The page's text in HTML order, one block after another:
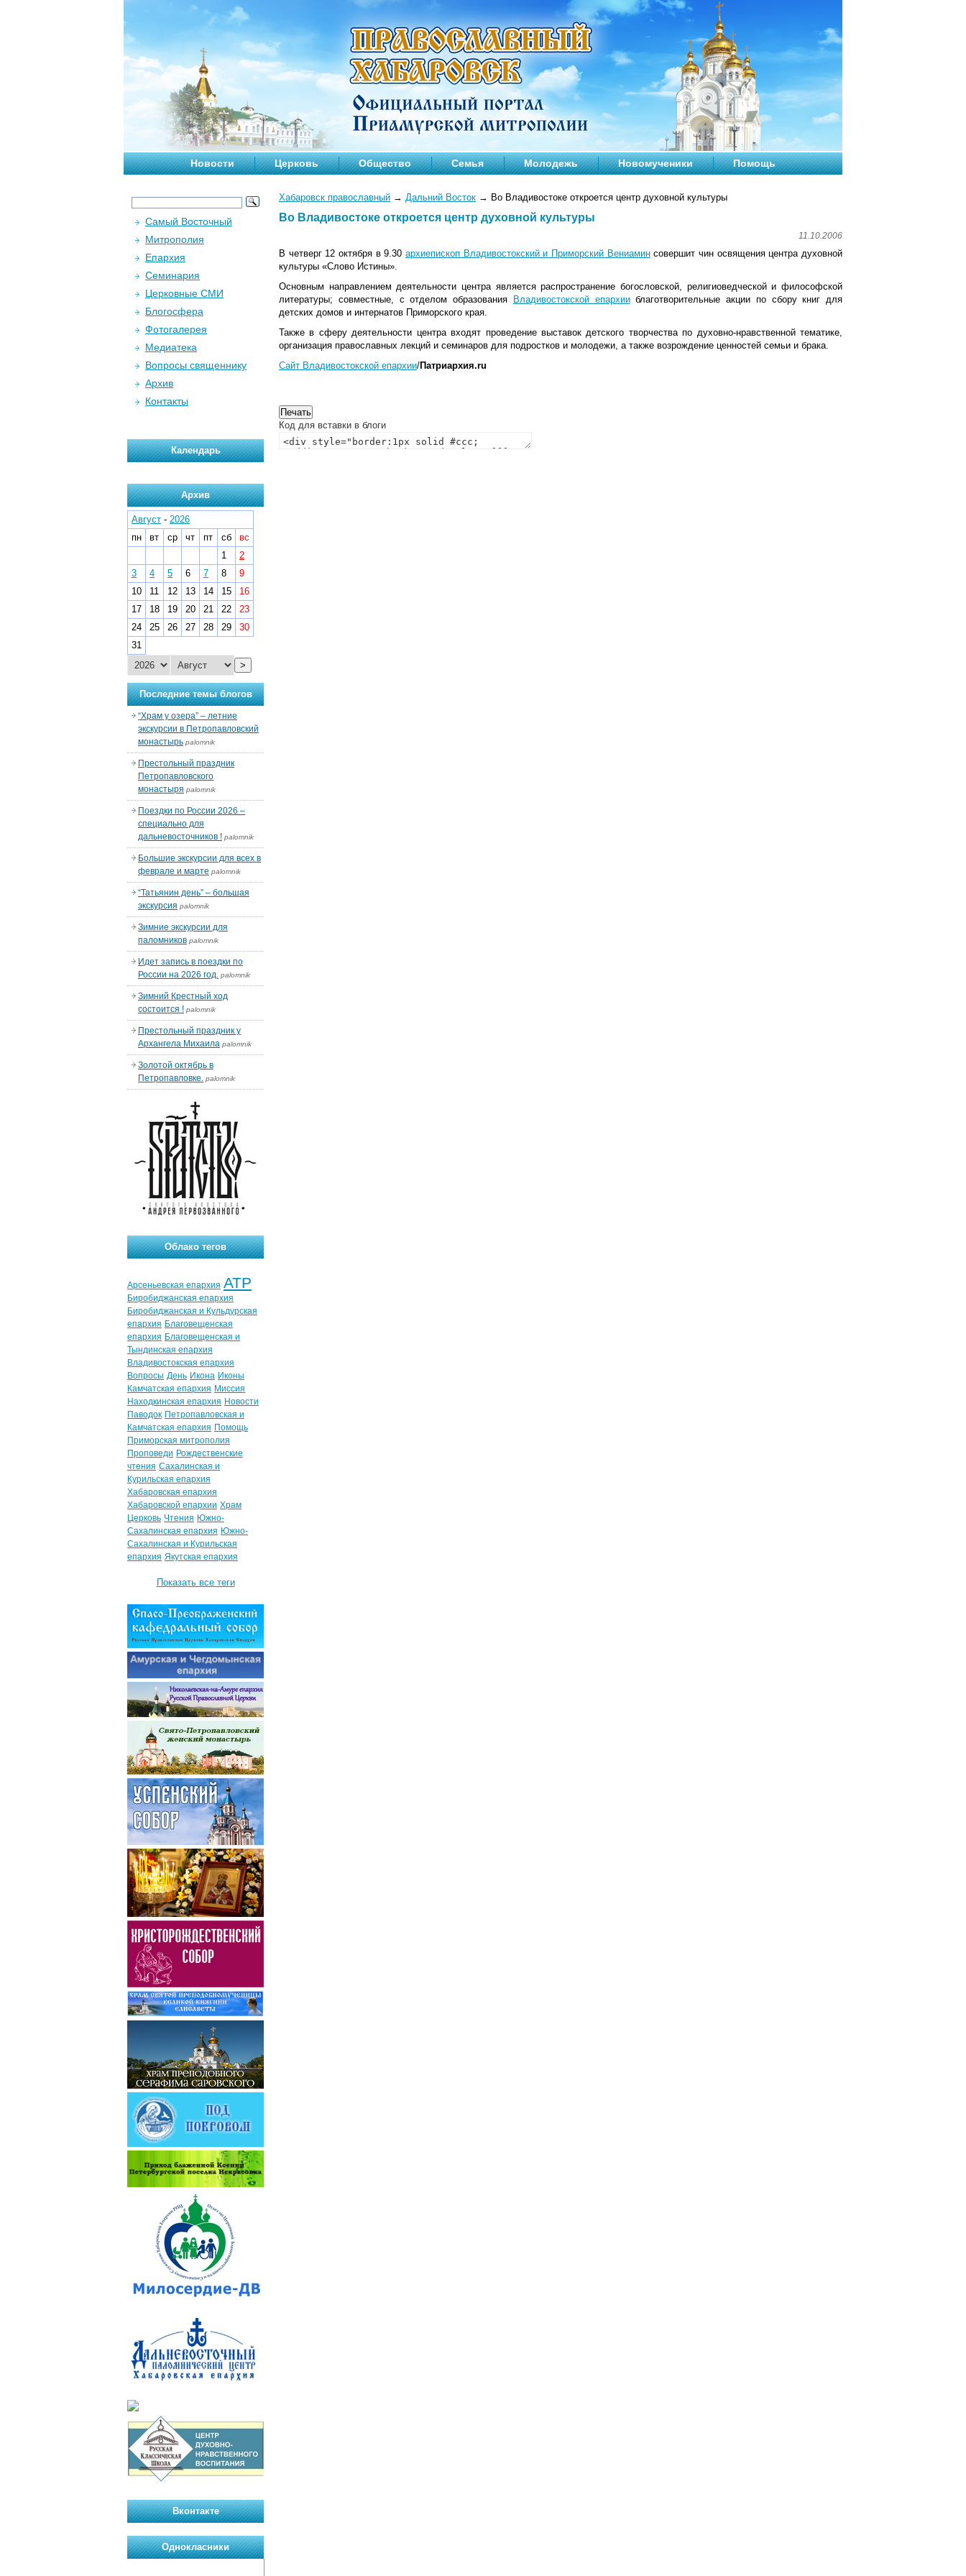
Новости Церковь Общество Семья Молодежь Новомученики Помощь
Хабаровск православный → Дальний Восток → Во Владивостоке откроется центр духовной культуры
Во Владивостоке откроется центр духовной культуры
11.10.2006
В четверг 12 октября в 9.30 архиепископ Владивостокский и Приморский Вениаминсовершит чин освящения центра духовной
культуры «Слово Истины».
Основным направлением деятельности центра является распространение богословской, религиоведческой и философской
литературы; совместные, с отделом образования
Владивостокской епархииблаготворительные акции по сбору книг для
детских домов и интернатов Приморского края.
Также в сферу деятельности центра входят проведение выставок детского творчества по духовно-нравственной тематике,
организация православных лекций и семинаров для подростков и молодежи, а также возрождение ценностей семьи и брака.
Сайт Владивостокской епархии/Патриархия.ru
Код для вставки в блоги
Самый Восточный
Митрополия
Епархия
Семинария
Церковные СМИ
Блогосфера
Фотогалерея
Медиатека
Вопросы священнику
Архив
Контакты
Календарь
Архив
Август - 2026
пн
вт ср чт пт сб
вс
1
2
3
4 5 6 7 8
9
10
11 12 13 14 15
16
17
18 19 20 21 22
23
24
25 26 27 28 29
30
31
>
Последние темы блогов
“Храм у озера” – летние
экскурсии в Петропавловский
монастырь palomnik
Престольный праздник
Петропавловского
монастыря palomnik
Поездки по России 2026 –
специально для
дальневосточников ! palomnik
Большие экскурсии для всех в
феврале и марте palomnik
“Татьянин день” – большая
экскурсия palomnik
Зимние экскурсии для
паломников palomnik
Идет запись в поездки по
России на 2026 год. palomnik
Зимний Крестный ход
состоится ! palomnik
Престольный праздник у
Архангела Михаила palomnik
Золотой октябрь в
Петропавловке. palomnik
Облако тегов
Арсеньевская епархия АТР
Биробиджанская епархия
Биробиджанская и Кульдурская
епархия Благовещенская
епархия Благовещенская и
Тындинская епархия
Владивостокская епархия
Вопросы День Икона Иконы
Камчатская епархия Миссия
Находкинская епархия Новости
Паводок Петропавловская и
Камчатская епархия Помощь
Приморская митрополия
Проповеди Рождественские
чтения Сахалинская и
Курильская епархия
Хабаровская епархия
Хабаровской епархии Храм
Церковь Чтения Южно-
Сахалинская епархия Южно-
Сахалинская и Курильская
епархия Якутская епархия
Показать все теги
Вконтакте
Однокласники